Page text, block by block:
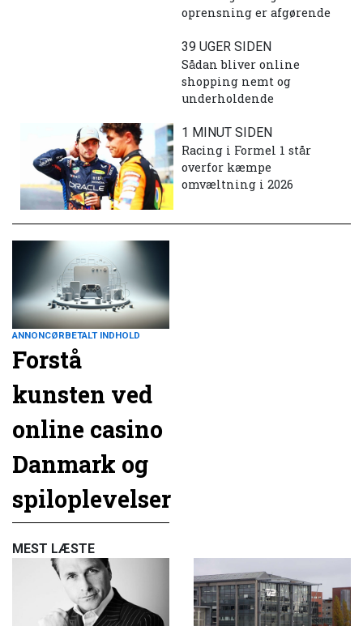
oprensning er afgørende
39 UGER SIDEN
Sådan bliver online
shopping nemt og
underholdende
1 MINUT SIDEN
Racing i Formel 1 står
overfor kæmpe
omvæltning i 2026
ANNONCØRBETALT INDHOLD
Forstå
kunsten ved
online casino
Danmark og
spiloplevelser
MEST LÆSTE